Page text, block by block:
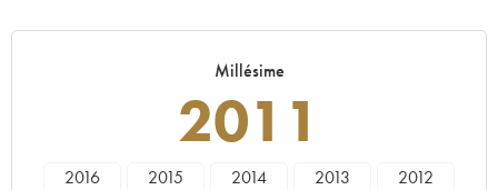
Millésime
2011
2016 2015 2014 2013
2012